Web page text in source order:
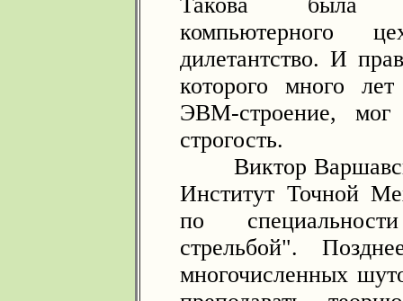
компьютерного
дилетантство. И
которого много
ЭВМ-строение, мог
строгость.
Виктор
Институт Точной
по
стрельбой".
многочисленных